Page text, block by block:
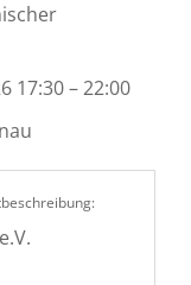
17:30 – 22:00